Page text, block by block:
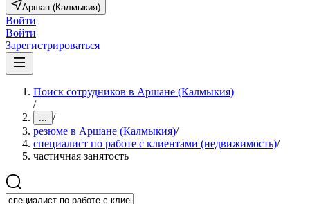
Аршан (Калмыкия)
Войти
Войти
Зарегистрироваться
Поиск сотрудников в Аршане (Калмыкия)
/
... /
резюме в Аршане (Калмыкия)/
специалист по работе с клиентами (недвижимость)/
частичная занятость